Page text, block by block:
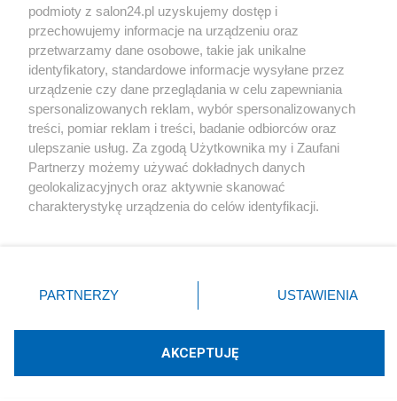
Społeczeństwo
Kultura
X Facebook Instagram Youtube
Technologię dostarcza:W3media.pl
podmioty z salon24.pl uzyskujemy dostęp i
przechowujemy informacje na urządzeniu oraz
przetwarzamy dane osobowe, takie jak unikalne
identyfikatory, standardowe informacje wysyłane przez
urządzenie czy dane przeglądania w celu zapewniania
spersonalizowanych reklam, wybór spersonalizowanych
treści, pomiar reklam i treści, badanie odbiorców oraz
ulepszanie usług. Za zgodą Użytkownika my i Zaufani
Partnerzy możemy używać dokładnych danych
geolokalizacyjnych oraz aktywnie skanować
charakterystykę urządzenia do celów identyfikacji.
zmienić/wycofać klikając przycisk ustawień prywatności
znajdujący się w lewym dolnym rogu strony
rodzaje przetwarzania danych nie wymagają zgody
użytkownika, ale masz prawo sprzeciwić się takiemu
PARTNERZY USTAWIENIA
AKCEPTUJĘ